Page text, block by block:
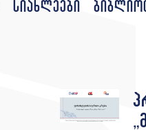
სიახლეები